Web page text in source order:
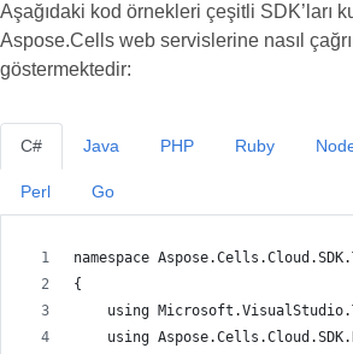
Aşağıdaki kod örnekleri çeşitli SDK’ları
Aspose.Cells web servislerine nasıl çağrı
göstermektedir:
C#
namespace
{
using
using
Java PHP Ruby
Perl Go